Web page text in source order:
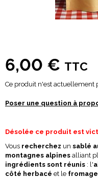
6,00 € TTC
Ce produit n'est actuellement
Poser une question à
Désolée ce produit est
Vous recherchez un sablé
montagnes alpines alliant
ingrédients sont réunis : l'
côté herbacé et le